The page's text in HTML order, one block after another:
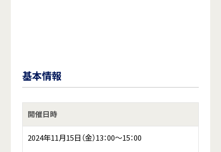
基本情報
開催日時
2024年11月15日（金）13：00～15：00